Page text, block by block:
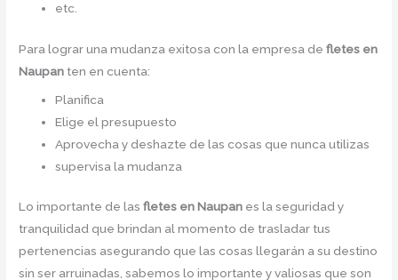
etc.
Para lograr una mudanza exitosa con la empresa defletes en
Naupan ten en cuenta:
Planifica
Elige el presupuesto
Aprovecha y deshazte de las cosas que nunca utilizas
supervisa la mudanza
Lo importante de lasfletes en Naupan es la seguridad y
tranquilidad que brindan al momento de trasladar tus
pertenencias asegurando que las cosas llegarán a su destino
sin ser arruinadas, sabemos lo importante y valiosas que son